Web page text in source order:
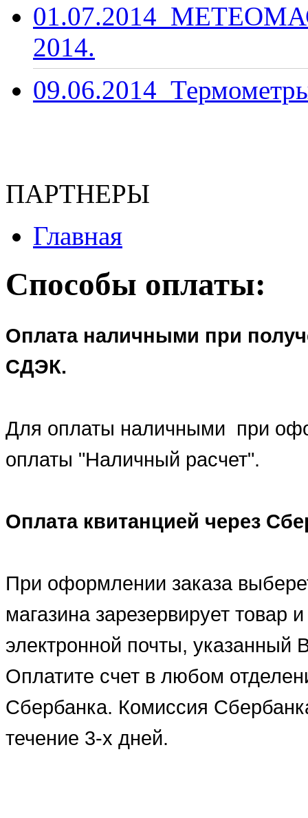
01.07.2014
2014.
09.06.2014
ПАРТНЕРЫ
Главная
Способы оплаты:
Оплата наличными при
СДЭК.
Для оплаты наличными при
оплаты "Наличный расчет".
Оплата квитанцией через
При оформлении заказа
магазина зарезервирует
электронной почты,
Оплатите счет в любом
Сбербанка. Комиссия
течение 3-х дней.